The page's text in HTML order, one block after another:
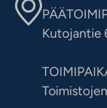
Kutojantie